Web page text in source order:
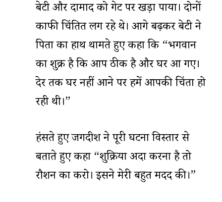
बेटी और दामाद को गेट पर खड़ा पाया। दोनों
काफी चिंतित लग रहे थे। आगे बढ़कर बेटी ने
पिता का हाथ थामते हुए कहा कि “भगवान
का शुक्र है कि आप ठीक है और घर आ गए।
देर तक घर नहीं आने पर हमें आपकी चिंता हो
रही थी।”
हंसते हुए जगदीश ने पूरी घटना विस्तार से
बताते हुए कहा “शुक्रिया अदा करना है तो
रौशन का करो। इसने मेरी बहुत मदद की।”